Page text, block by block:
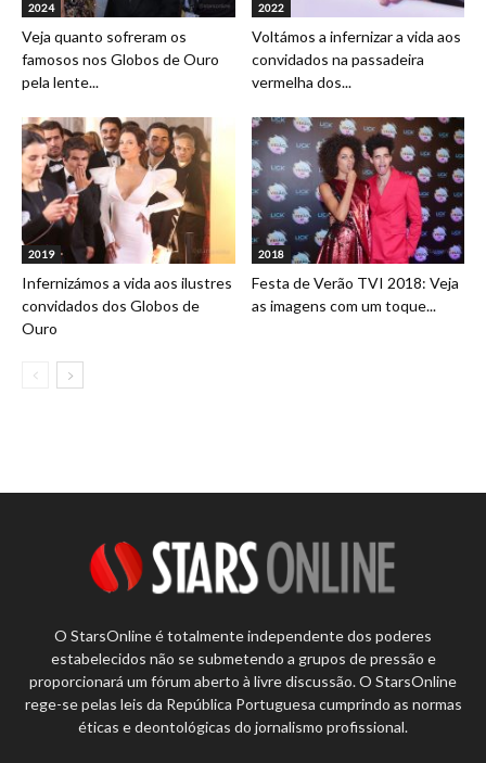
2024
Veja quanto sofreram os
famosos nos Globos de Ouro
pela lente...
2022
Voltámos a infernizar a vida aos
convidados na passadeira
vermelha dos...
2019
Infernizámos a vida aos ilustres
convidados dos Globos de
Ouro
2018
Festa de Verão TVI 2018: Veja
as imagens com um toque...
O StarsOnline é totalmente independente dos poderes
estabelecidos não se submetendo a grupos de pressão e
proporcionará um fórum aberto à livre discussão. O StarsOnline
rege-se pelas leis da República Portuguesa cumprindo as normas
éticas e deontológicas do jornalismo profissional.